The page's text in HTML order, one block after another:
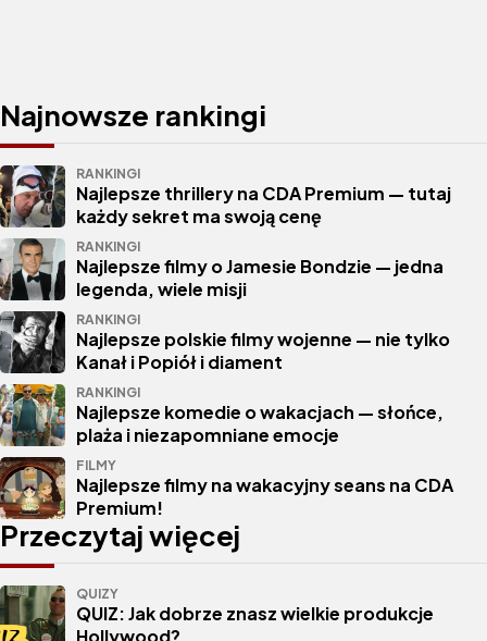
Najnowsze rankingi
RANKINGI
Najlepsze thrillery na CDA Premium — tutaj
każdy sekret ma swoją cenę
RANKINGI
Najlepsze filmy o Jamesie Bondzie — jedna
legenda, wiele misji
RANKINGI
Najlepsze polskie filmy wojenne — nie tylko
Kanał i Popiół i diament
RANKINGI
Najlepsze komedie o wakacjach — słońce,
plaża i niezapomniane emocje
FILMY
Najlepsze filmy na wakacyjny seans na CDA
Premium!
Przeczytaj więcej
QUIZY
QUIZ: Jak dobrze znasz wielkie produkcje
Hollywood?